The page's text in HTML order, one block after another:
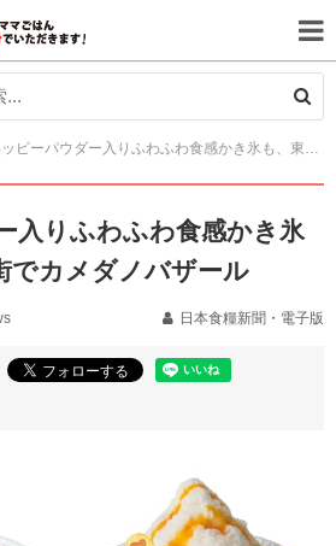
ピーパウダー入りふわふわ食感かき氷も、東京駅一番街でカメダノバザール
入りふわふわ食感かき氷
でカメダノバザール
日本食糧新聞・電子版